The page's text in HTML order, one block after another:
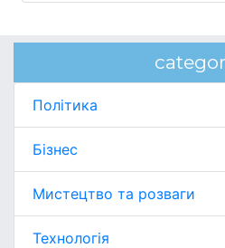
Політика
Бізнес
Мистецтво та розваги
Технологія